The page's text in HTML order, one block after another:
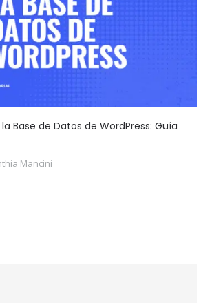
Base de Datos de WordPress: Guía
Mancini